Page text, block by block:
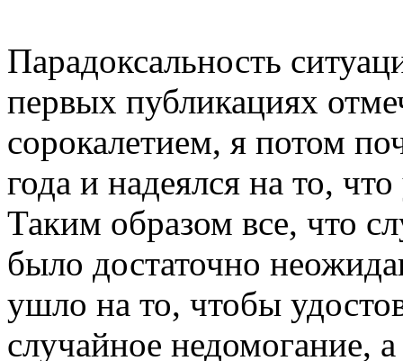
Парадоксальность
первых публикациях
сорокалетием, я потом
года и надеялся на то,
Таким образом все, что
было достаточно
ушло на то, чтобы
случайное недомогание,